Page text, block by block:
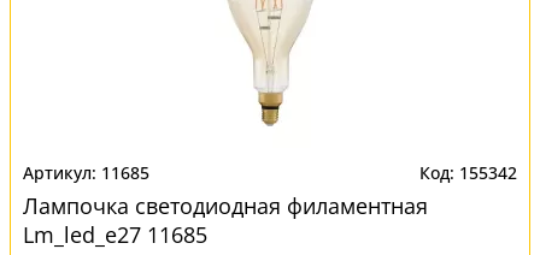
11685 155342
Лампочка светодиодная филаментная
Lm_led_e27 11685